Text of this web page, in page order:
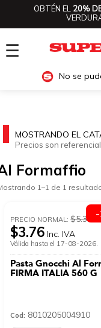
OBTÉN EL 20%
☰
No se
MOSTRANDO EL
Precios son
Formaffio
1–1 de 1
PRECIO NORMAL:$5.37
$3.76 Inc. IVA
Válida hasta el 17-08-2026.
Pasta Gnocchi Al
FIRMA ITALIA 560 G
Cod: 8010205004910